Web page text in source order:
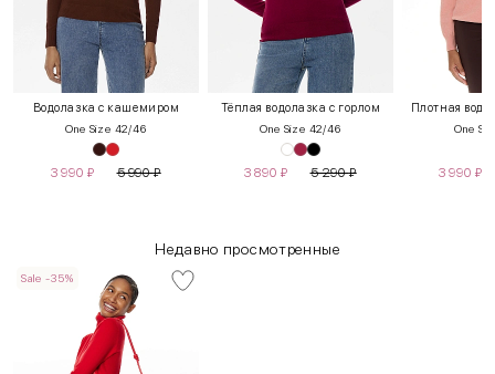
Водолазка с кашемиром
One Size 42/46
3 990 ₽ 5 990₽
Тёплая водолазка с горлом
One Size 42/46
3 890 ₽ 5 290₽
Плотная
One
3 990 ₽
Недавно просмотренные
Sale -35%